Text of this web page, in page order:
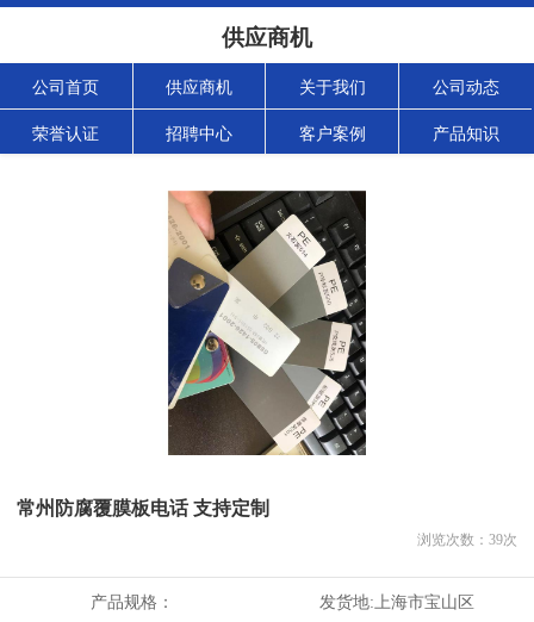
供应商机
公司首页 供应商机 关于我们 公司动态
荣誉认证 招聘中心 客户案例 产品知识
常州防腐覆膜板电话 支持定制
浏览次数： 39次
产品规格： 发货地: 上海市宝山区